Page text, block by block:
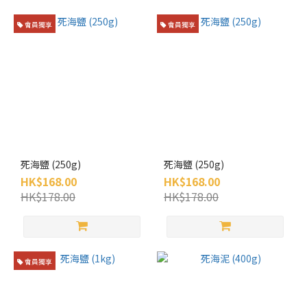
功
會員獨享
死海鹽 (250g)
HK$168.00
HK$178.00
會員獨享
死海鹽 (250g)
HK$168.00
HK$178.00
會員獨享